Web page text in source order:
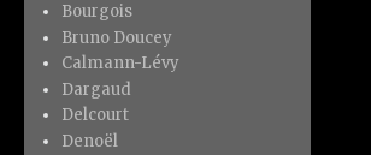
Bourgois
Bruno Doucey
Calmann-Lévy
Dargaud
Delcourt
Denoël